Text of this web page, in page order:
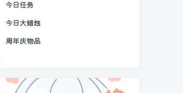
今日任务
今日大蜡烛
周年庆物品